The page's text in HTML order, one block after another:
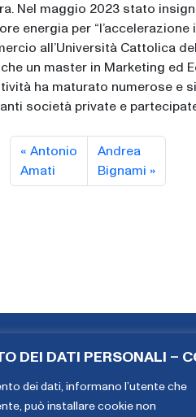
DEI DATI PERSONALI –
dei dati, informano l’utente che
può installare cookie non
Nel maggio 2023 stato
energia per
all’Università Cattolica
un master in Marketing ed
ha maturato numerose e
società private e
Antonio
Amati
Andrea
Bignami
Copyright The European